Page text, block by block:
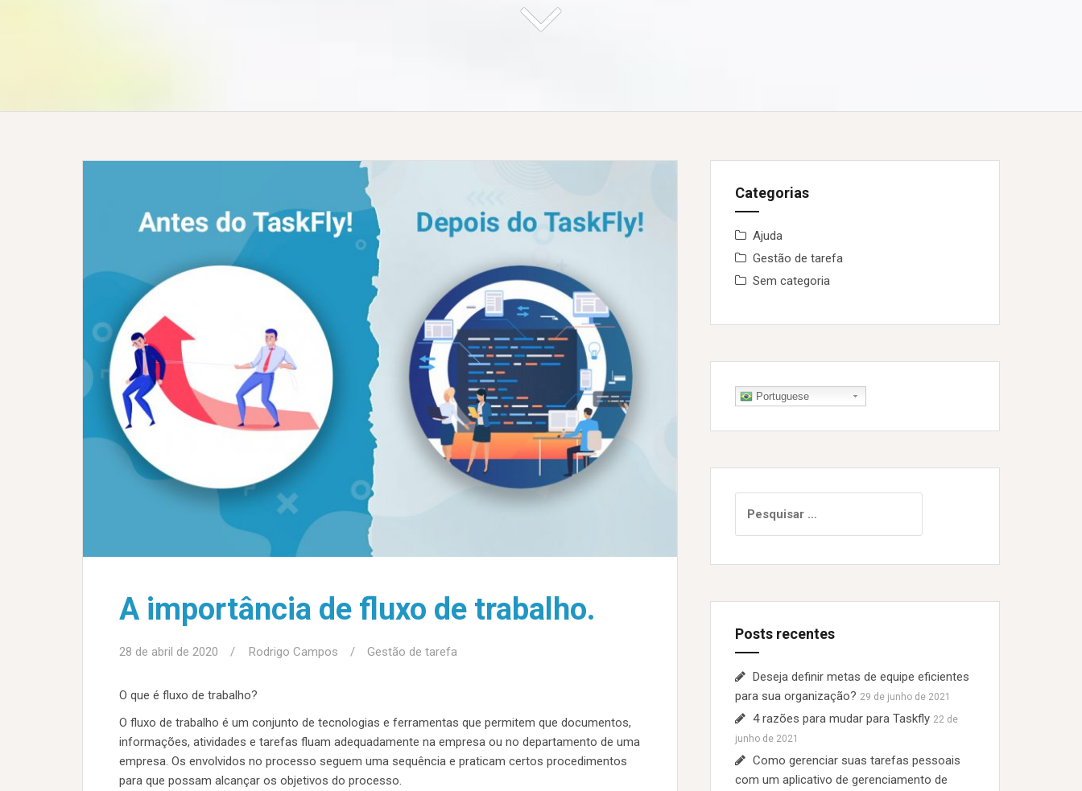
A importância de fluxo de trabalho.
28 de abril de 2020 Rodrigo Campos Gestão de tarefa
O que é fluxo de trabalho?
O fluxo de trabalho é um conjunto de tecnologias e ferramentas que permitem que documentos,
informações, atividades e tarefas fluam adequadamente na empresa ou no departamento de uma
empresa. Os envolvidos no processo seguem uma sequência e praticam certos procedimentos
para que possam alcançar os objetivos do processo.
Categorias
Ajuda
Gestão de tarefa
Sem categoria
Portuguese
s
i
a
r
p
o
r
:
Posts recentes
Deseja definir metas de equipe eficientes
para sua organização? 29 de junho de 2021
4 razões para mudar para Taskfly 22 de
junho de 2021
Como gerenciar suas tarefas pessoais
com um aplicativo de gerenciamento de